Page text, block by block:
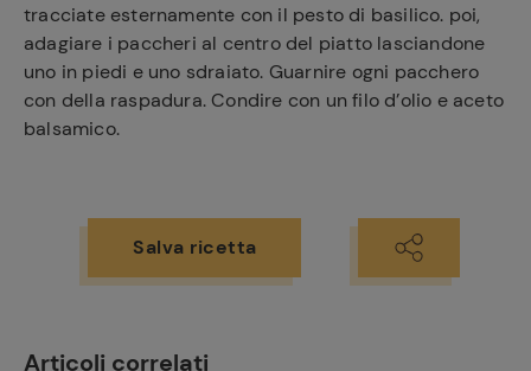
tracciate esternamente con il pesto di basilico. poi,
adagiare i paccheri al centro del piatto lasciandone
uno in piedi e uno sdraiato. Guarnire ogni pacchero
con della raspadura. Condire con un filo d’olio e aceto
balsamico.
Salva ricetta
Articoli correlati
Ricette
preferite